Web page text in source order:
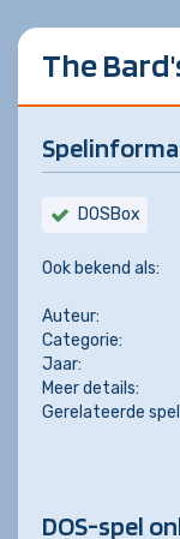
The
DOSBox
Ook bekend als:
Auteur:
Categorie:
Jaar:
Meer details:
Gerelateerde
DOS-spel